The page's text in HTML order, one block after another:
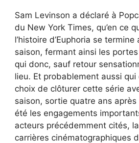
Sam Levinson a déclaré à
du New York Times, qu’en ce
l’histoire d’Euphoria se
saison, fermant ainsi les portes
qui donc, sauf retour
lieu. Et probablement aussi qui
choix de clôturer cette série
saison, sortie quatre ans
été les engagements
acteurs précédemment cités,
carrières cinématographiques